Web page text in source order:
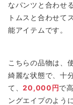
なパンツと合わせ
トムスと合わせて
能アイテムです。
こちらの品物は、
綺麗な状態で、十
て、20,000円で
ングエイプのよう